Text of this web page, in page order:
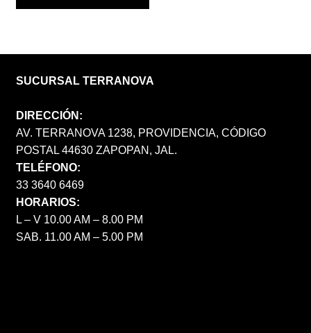
SUCURSAL TERRANOVA
DIRECCIÓN:
AV. TERRANOVA 1238, PROVIDENCIA, CÓDIGO
POSTAL 44630 ZAPOPAN, JAL.
TELÉFONO:
33 3640 6469
HORARIOS:
L – V 10.00 AM – 8.00 PM
SAB. 11.00 AM – 5.00 PM